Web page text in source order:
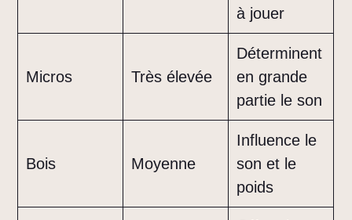
à jouer
Micros Très élevée
Déterminent
en grande
partie le son
Bois Moyenne
Influence le
son et le
poids